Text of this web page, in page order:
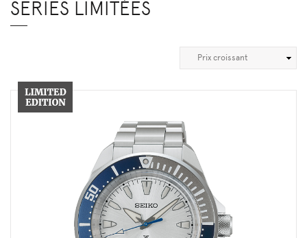
SERIES LIMITÉES